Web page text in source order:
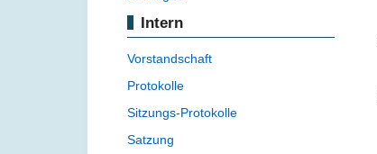
Intern
Vorstandschaft
Protokolle
Sitzungs-Protokolle
Satzung